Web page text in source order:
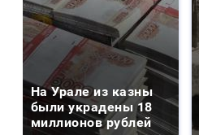
На Урале из казны
были украдены 18
миллионов рублей